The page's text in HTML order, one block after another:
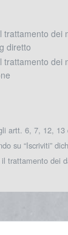
trattamento dei
diretto
trattamento dei
artt. 6, 7, 12, 13
su “Iscriviti”
trattamento dei